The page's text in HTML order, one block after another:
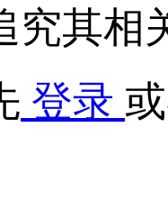
究其相
登录